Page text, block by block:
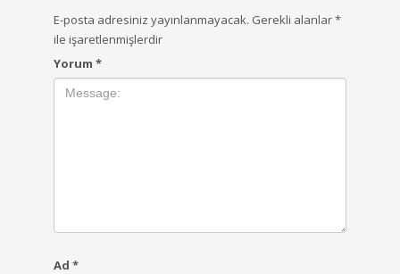
E-posta adresiniz yayınlanmayacak. Gerekli alanlar*
ile işaretlenmişlerdir
Yorum *
Ad *